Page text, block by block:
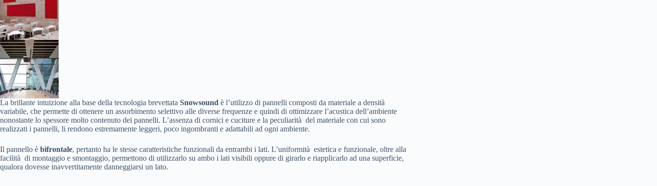
La brillante intuizione alla base della tecnologia brevettata Snowsound è l’utilizzo di pannelli composti da materiale a densità
variabile, che permette di ottenere un assorbimento selettivo alle diverse frequenze e quindi di ottimizzare l’acustica dell’ambiente
nonostante lo spessore molto contenuto dei pannelli. L’assenza di cornici e cuciture e la peculiarità del materiale con cui sono
realizzati i pannelli, li rendono estremamente leggeri, poco ingombranti e adattabili ad ogni ambiente.
Il pannello è bifrontale, pertanto ha le stesse caratteristiche funzionali da entrambi i lati. L’uniformità estetica e funzionale, oltre alla
facilità di montaggio e smontaggio, permettono di utilizzarlo su ambo i lati visibili oppure di girarlo e riapplicarlo ad una superficie,
qualora dovesse inavvertitamente danneggiarsi un lato.